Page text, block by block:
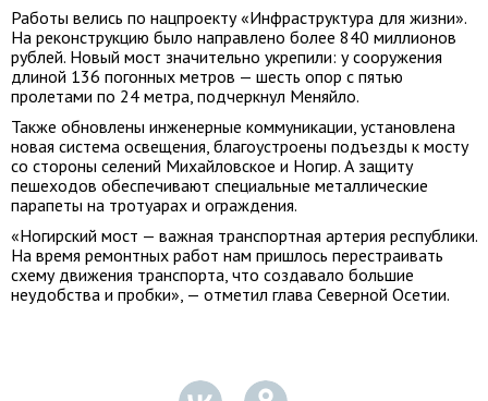
Работы велись по нацпроекту «Инфраструктура для жизни».
На реконструкцию было направлено более 840 миллионов
рублей. Новый мост значительно укрепили: у сооружения
длиной 136 погонных метров — шесть опор с пятью
пролетами по 24 метра, подчеркнул Меняйло.
Также обновлены инженерные коммуникации, установлена
новая система освещения, благоустроены подъезды к мосту
со стороны селений Михайловское и Ногир. А защиту
пешеходов обеспечивают специальные металлические
парапеты на тротуарах и ограждения.
«Ногирский мост — важная транспортная артерия республики.
На время ремонтных работ нам пришлось перестраивать
схему движения транспорта, что создавало большие
неудобства и пробки», — отметил глава Северной Осетии.